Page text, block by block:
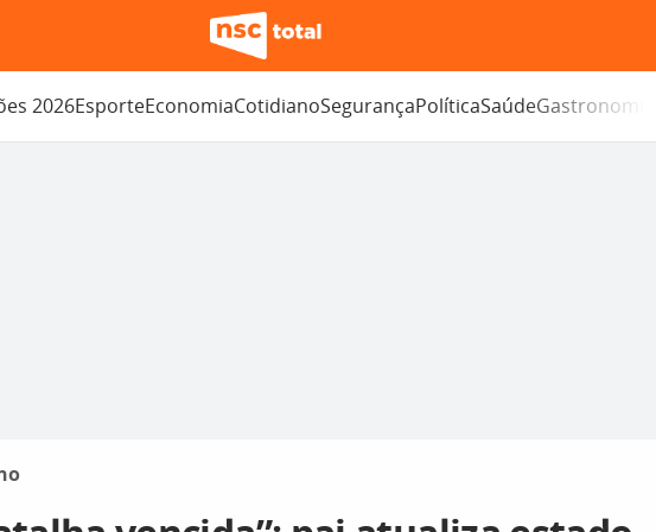
2026EsporteEconomiaCotidianoSegurançaPolíticaSaúdeGastronomia